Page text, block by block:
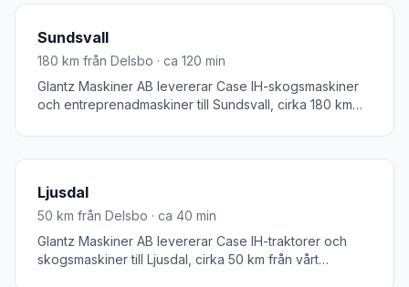
Sundsvall
180 km från Delsbo · ca 120 min
Glantz Maskiner AB levererar Case IH-skogsmaskiner
och entreprenadmaskiner till Sundsvall, cirka 180 km
Medelpads största stad och ett nav för skogsbruk och
entreprenad i mellersta Norrland. Vi erbjuder
Sundsvallsregionen.
Ljusdal
50 km från Delsbo · ca 40 min
Glantz Maskiner AB levererar Case IH-traktorer och
skogsmaskiner till Ljusdal, cirka 50 km från vårt